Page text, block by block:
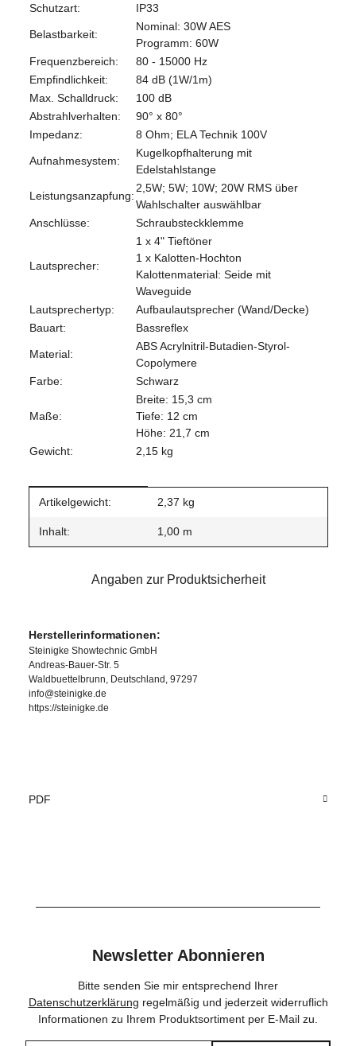
Schutzart: IP33
Belastbarkeit:
Nominal: 30W AES
Programm: 60W
Frequenzbereich:
80 - 15000 Hz
Empfindlichkeit:
84 dB (1W/1m)
Max. Schalldruck:
100 dB
Abstrahlverhalten:
90° x 80°
Impedanz:
8 Ohm; ELA Technik 100V
Aufnahmesystem:
Kugelkopfhalterung mit
Edelstahlstange
Leistungsanzapfung:
2,5W; 5W; 10W; 20W RMS über
Wahlschalter auswählbar
Anschlüsse:
Schraubsteckklemme
Lautsprecher:
1 x 4" Tieftöner
1 x Kalotten-Hochton
Kalottenmaterial: Seide mit
Waveguide
Lautsprechertyp:
Aufbaulautsprecher (Wand/Decke)
Bauart:
Bassreflex
Material:
ABS Acrylnitril-Butadien-Styrol-
Copolymere
Farbe:
Schwarz
Maße:
Breite: 15,3 cm
Tiefe: 12 cm
Höhe: 21,7 cm
Gewicht:
2,15 kg
Produkteigenschaft
Wert
Artikelgewicht: 2,37 kg
Inhalt: 1,00 m
Angaben zur Produktsicherheit
Herstellerinformationen:
Steinigke Showtechnic GmbH
Andreas-Bauer-Str. 5
Waldbuettelbrunn, Deutschland, 97297
info@steinigke.de
https://steinigke.de
PDF
Newsletter Abonnieren
Bitte senden Sie mir entsprechend Ihrer
Datenschutzerklärung regelmäßig und jederzeit widerruflich
Informationen zu Ihrem Produktsortiment per E-Mail zu.